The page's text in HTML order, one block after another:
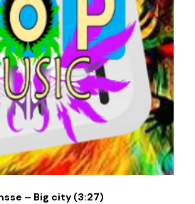
– Big city (3:27)